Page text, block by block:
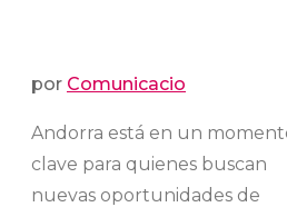
por Comunicacio
Andorra está en un
clave para quienes buscan
nuevas oportunidades de